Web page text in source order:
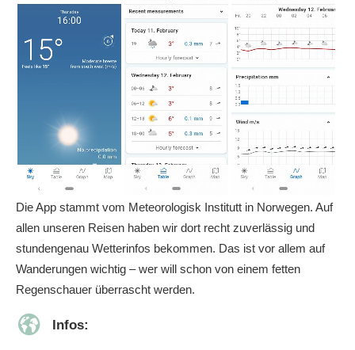
Die App stammt vom Meteorologisk Institutt in Norwegen. Auf
allen unseren Reisen haben wir dort recht zuverlässig und
stundengenau Wetterinfos bekommen. Das ist vor allem auf
Wanderungen wichtig – wer will schon von einem fetten
Regenschauer überrascht werden.
Infos: